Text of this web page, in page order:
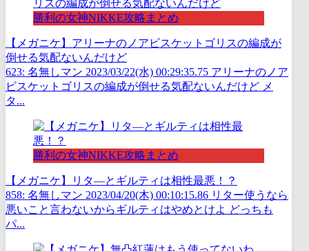
勝利の女神NIKKE攻略まとめ
【メガニケ】アリーナのノアビスケットゴリスの編成が
倒せる気配ないんだけど
623: 名無しマン 2023/03/22(水) 00:29:35.75 アリーナのノア
ビスケットゴリスの編成が倒せる気配ないんだけど メ
タ...
勝利の女神NIKKE攻略まとめ
【メガニケ】リタ―とギルティは相性最悪！？
858: 名無しマン 2023/04/20(木) 00:10:15.86 リター使うなら
悪いこと言わないからギルティはやめとけよ どっちも
パ...